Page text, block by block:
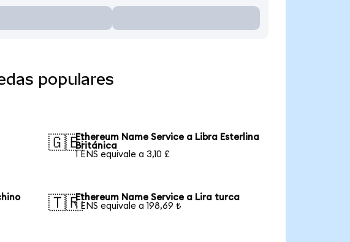
populares
🇬🇧Ethereum Name Service a Libra Esterlina
Británica
1 ENS equivale a 3,10 £
🇹🇷Ethereum Name Service a Lira turca
1 ENS equivale a 198,69 ₺